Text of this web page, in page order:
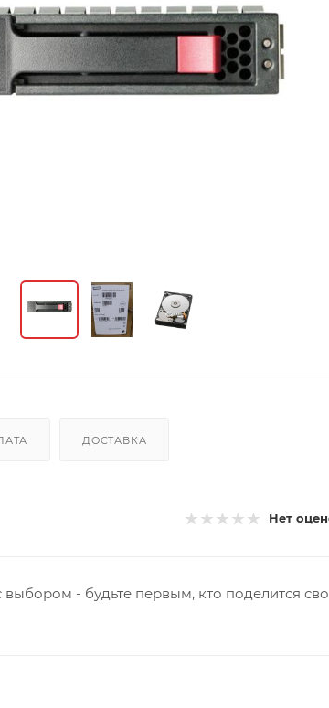
ДОСТАВКА
Нет
выбором - будьте первым, кто поделится